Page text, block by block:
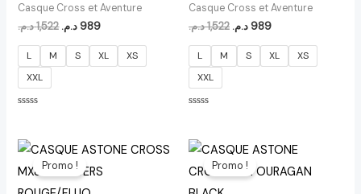
Casque Cross et Aventure
1,522د.م. 989 د.م.
L M S XL
XS
XXL
5
Casque Cross et Aventure
1,522د.م. 989د.م.
L M S XL
XS
XXL
5
Promo !
Le
prix
initial
était :
Le
actuel
Promo !